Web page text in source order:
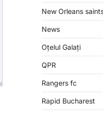
New Orleans
News
Oțelul Galați
QPR
Rangers fc
Rapid Bucharest